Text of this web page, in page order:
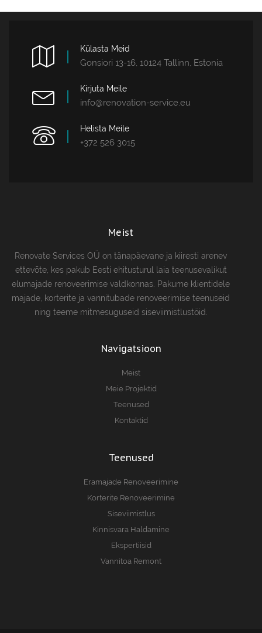
Külasta Meid
Gonsiori 13-16, 10124 Tallinn, Estonia
Kirjuta Meile
info@renovation-service.eu
Helista Meile
+372 526 3015
Meist
Renovate Services OÜ on tänapäevane ja kiiresti arenev
ettevõte, kes pakub Eesti ehitusturul laia teenusevalikut
elumajade renoveerimise valdkonnas. Pakume klientidele
majade, korterite ja vannitubade renoveerimise teenuseid
ning teeme mitmesuguseid siseviimistlustöid.
Navigatsioon
Meist
Meie Projektid
Teenused
Kontaktid
Teenused
Eramajade Renoveerimine
Korterite Renoveerimine
Siseviimistlus
Kinnisvara Haldamine
Ekspertiisid
Vannitoa Remont